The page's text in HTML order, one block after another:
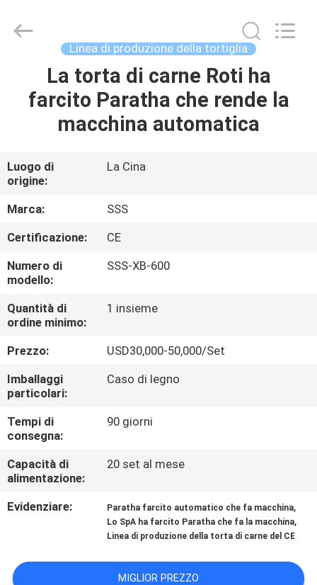
CASA.
PRODOTTI
VIDEO
SU
DI
NOI
VISITA
ALLA
FABBRICA
CONTROLLO
DELLA
QUALITÀ
PREVENTIVO
Machinery
Technology
Linea di produzione della tortiglia
La torta di carne Roti ha
farcito Paratha che rende la
macchina automatica
Luogo di
origine:
La Cina
Marca:
SSS
Certificazione:
CE
Numero di
modello:
SSS-XB-600
Quantità di
ordine minimo:
1 insieme
Prezzo:
USD30,000-50,000/Set
Imballaggi
particolari:
Caso di legno
Tempi di
consegna:
90 giorni
Capacità di
alimentazione:
20 set al mese
Evidenziare: Paratha farcito automatico che fa macchina,
Lo SpA ha farcito Paratha che fa la macchina,
Linea di produzione della torta di carne del CE
MIGLIOR PREZZO